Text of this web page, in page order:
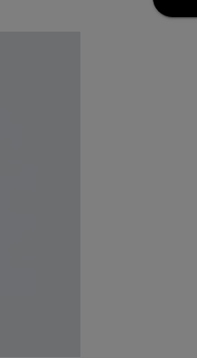
07.08.26 , 21:00